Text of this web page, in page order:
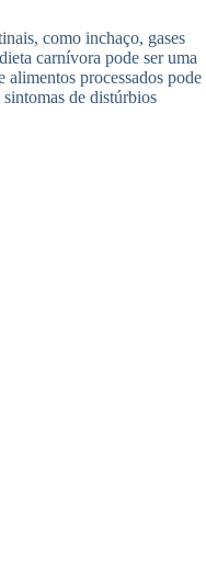
como inchaço, gases
carnívora pode ser uma
processados pode
de distúrbios